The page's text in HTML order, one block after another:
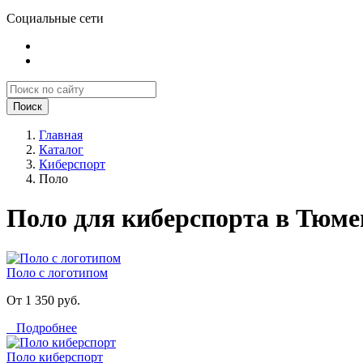
Социальные сети
Поиск
Главная
Каталог
Киберспорт
Поло
Поло для киберспорта в
Поло с логотипом
От 1 350 руб.
Подробнее
Поло киберспорт